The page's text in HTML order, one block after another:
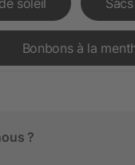
Bonbons à la
?